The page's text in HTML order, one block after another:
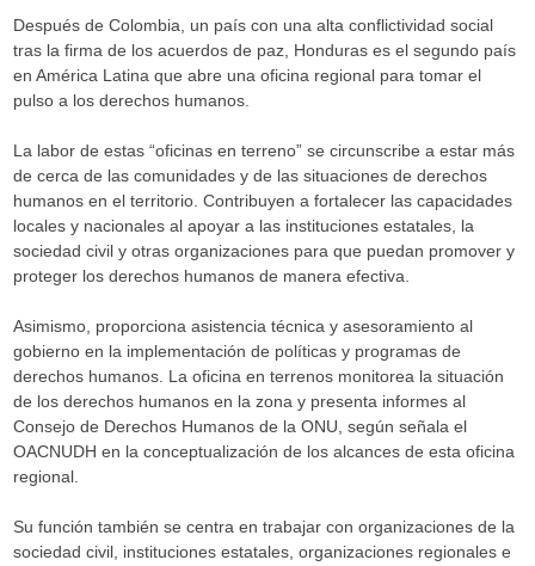
Después de Colombia, un país con una alta conflictividad social
tras la firma de los acuerdos de paz, Honduras es el segundo país
en América Latina que abre una oficina regional para tomar el
pulso a los derechos humanos.
La labor de estas “oficinas en terreno” se circunscribe a estar más
de cerca de las comunidades y de las situaciones de derechos
humanos en el territorio. Contribuyen a fortalecer las capacidades
locales y nacionales al apoyar a las instituciones estatales, la
sociedad civil y otras organizaciones para que puedan promover y
proteger los derechos humanos de manera efectiva.
Asimismo, proporciona asistencia técnica y asesoramiento al
gobierno en la implementación de políticas y programas de
derechos humanos. La oficina en terrenos monitorea la situación
de los derechos humanos en la zona y presenta informes al
Consejo de Derechos Humanos de la ONU, según señala el
OACNUDH en la conceptualización de los alcances de esta oficina
regional.
Su función también se centra en trabajar con organizaciones de la
sociedad civil, instituciones estatales, organizaciones regionales e